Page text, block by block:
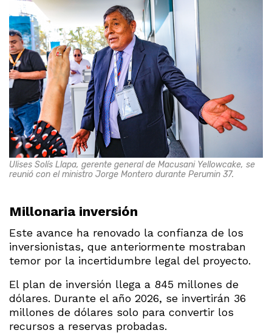
Ulises Solís Llapa, gerente general de Macusani Yellowcake, se
reunió con el ministro Jorge Montero durante Perumin 37.
Millonaria inversión
Este avance ha renovado la confianza de los
inversionistas, que anteriormente mostraban
temor por la incertidumbre legal del proyecto.
El plan de inversión llega a 845 millones de
dólares. Durante el año 2026, se invertirán 36
millones de dólares solo para convertir los
recursos a reservas probadas.